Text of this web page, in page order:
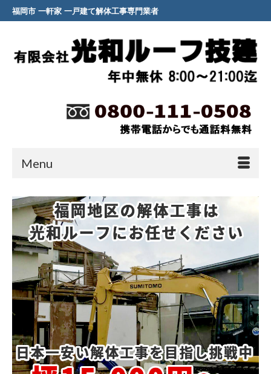
福岡市 一軒家 一戸建て解体工事専門業者
Menu